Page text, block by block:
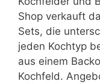
Shop verkauft
Sets, die
jeden Kochtyp
aus einem
Kochfeld.